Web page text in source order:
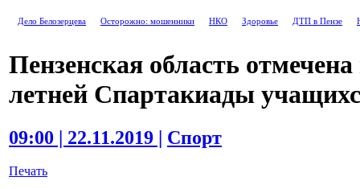
Дело Белозерцева Осторожно: мошенники НКО Здоровье ДТП в Пензе
Пензенская область
летней Спартакиады
09:00 | 22.11.2019 | Спорт
Печать